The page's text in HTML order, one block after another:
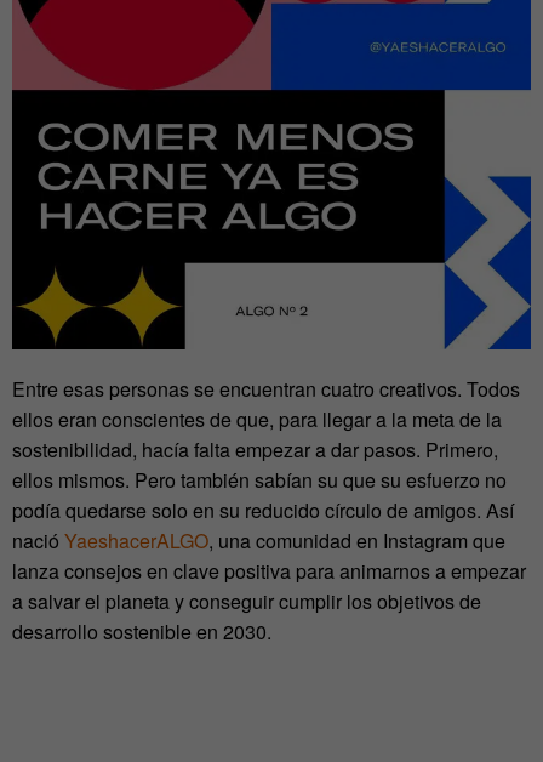
Entre esas personas se encuentran cuatro creativos. Todos
ellos eran conscientes de que, para llegar a la meta de la
sostenibilidad, hacía falta empezar a dar pasos. Primero,
ellos mismos. Pero también sabían su que su esfuerzo no
podía quedarse solo en su reducido círculo de amigos. Así
nació YaeshacerALGO, una comunidad en Instagram que
lanza consejos en clave positiva para animarnos a empezar
a salvar el planeta y conseguir cumplir los objetivos de
desarrollo sostenible en 2030.